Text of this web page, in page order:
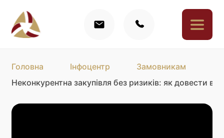
Головна Інфоцентр
Замовникам
Неконкурентна закупівля без ризиків: як довести